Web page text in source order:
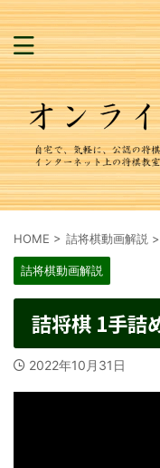
HOME > 詰将棋動画解説 >
詰将棋動画解説
詰将棋 1手詰
2022年10月31日